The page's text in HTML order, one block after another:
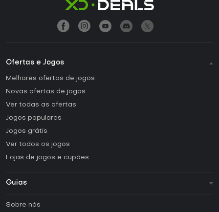
Ofertas e Jogos
Melhores ofertas de jogos
Novas ofertas de jogos
Ver todas as ofertas
Jogos populares
Jogos grátis
Ver todos os jogos
Lojas de jogos e cupões
Guias
Sobre nós